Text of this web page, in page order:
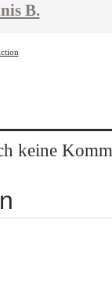
B.
keine